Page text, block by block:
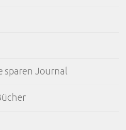
sparen Journal